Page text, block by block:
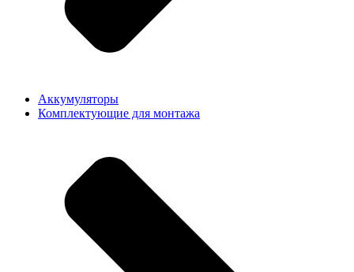
Аккумуляторы
Комплектующие для монтажа